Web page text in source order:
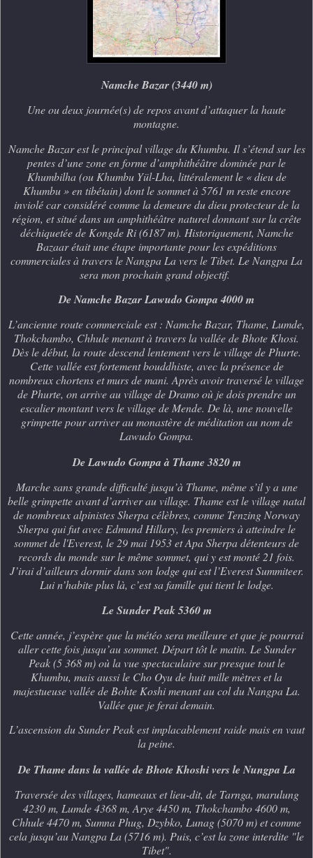
Namche Bazar (3440 m)
Une ou deux journée(s) de repos avant d’attaquer la haute
montagne.
Namche Bazar est le principal village du Khumbu. Il s’étend sur les
pentes d’une zone en forme d’amphithéâtre dominée par le
Khumbilha (ou Khumbu Yül-Lha, littéralement le « dieu de
Khumbu » en tibétain) dont le sommet à 5761 m reste encore
inviolé car considéré comme la demeure du dieu protecteur de la
région, et situé dans un amphithéâtre naturel donnant sur la crête
déchiquetée de Kongde Ri (6187 m). Historiquement, Namche
Bazaar était une étape importante pour les expéditions
commerciales à travers le Nangpa La vers le Tibet. Le Nangpa La
sera mon prochain grand objectif.
De Namche Bazar Lawudo Gompa 4000 m
L’ancienne route commerciale est : Namche Bazar, Thame, Lumde,
Thokchambo, Chhule menant à travers la vallée de Bhote Khosi.
Dès le début, la route descend lentement vers le village de Phurte.
Cette vallée est fortement bouddhiste, avec la présence de
nombreux chortens et murs de mani. Après avoir traversé le village
de Phurte, on arrive au village de Dramo où je dois prendre un
escalier montant vers le village de Mende. De là, une nouvelle
grimpette pour arriver au monastère de méditation au nom de
Lawudo Gompa.
De Lawudo Gompa à Thame 3820 m
Marche sans grande difficulté jusqu’à Thame, même s’il y a une
belle grimpette avant d’arriver au village. Thame est le village natal
de nombreux alpinistes Sherpa célèbres, comme Tenzing Norway
Sherpa qui fut avec Edmund Hillary, les premiers à atteindre le
sommet de l'Everest, le 29 mai 1953 et Apa Sherpa détenteurs de
records du monde sur le même sommet, qui y est monté 21 fois.
J’irai d’ailleurs dormir dans son lodge qui est l’Everest Summiteer.
Lui n’habite plus là, c’est sa famille qui tient le lodge.
Le Sunder Peak 5360 m
Cette année, j’espère que la météo sera meilleure et que je pourrai
aller cette fois jusqu’au sommet. Départ tôt le matin. Le Sunder
Peak (5 368 m) où la vue spectaculaire sur presque tout le
Khumbu, mais aussi le Cho Oyu de huit mille mètres et la
majestueuse vallée de Bohte Koshi menant au col du Nangpa La.
Vallée que je ferai demain.
L’ascension du Sunder Peak est implacablement raide mais en vaut
la peine.
De Thame dans la vallée de Bhote Khoshi vers le Nungpa La
Traversée des villages, hameaux et lieu-dit, de Tarnga, marulung
4230 m, Lumde 4368 m, Arye 4450 m, Thokchambo 4600 m,
Chhule 4470 m, Sumna Phug, Dzybko, Lunag (5070 m) et comme
cela jusqu’au Nangpa La (5716 m). Puis, c’est la zone interdite "le
Tibet".